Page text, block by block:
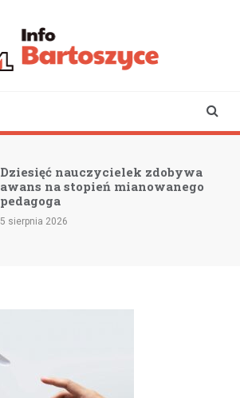
Dziesięć nauczycielek zdobywa
awans na stopień mianowanego
pedagoga
5 sierpnia 2026